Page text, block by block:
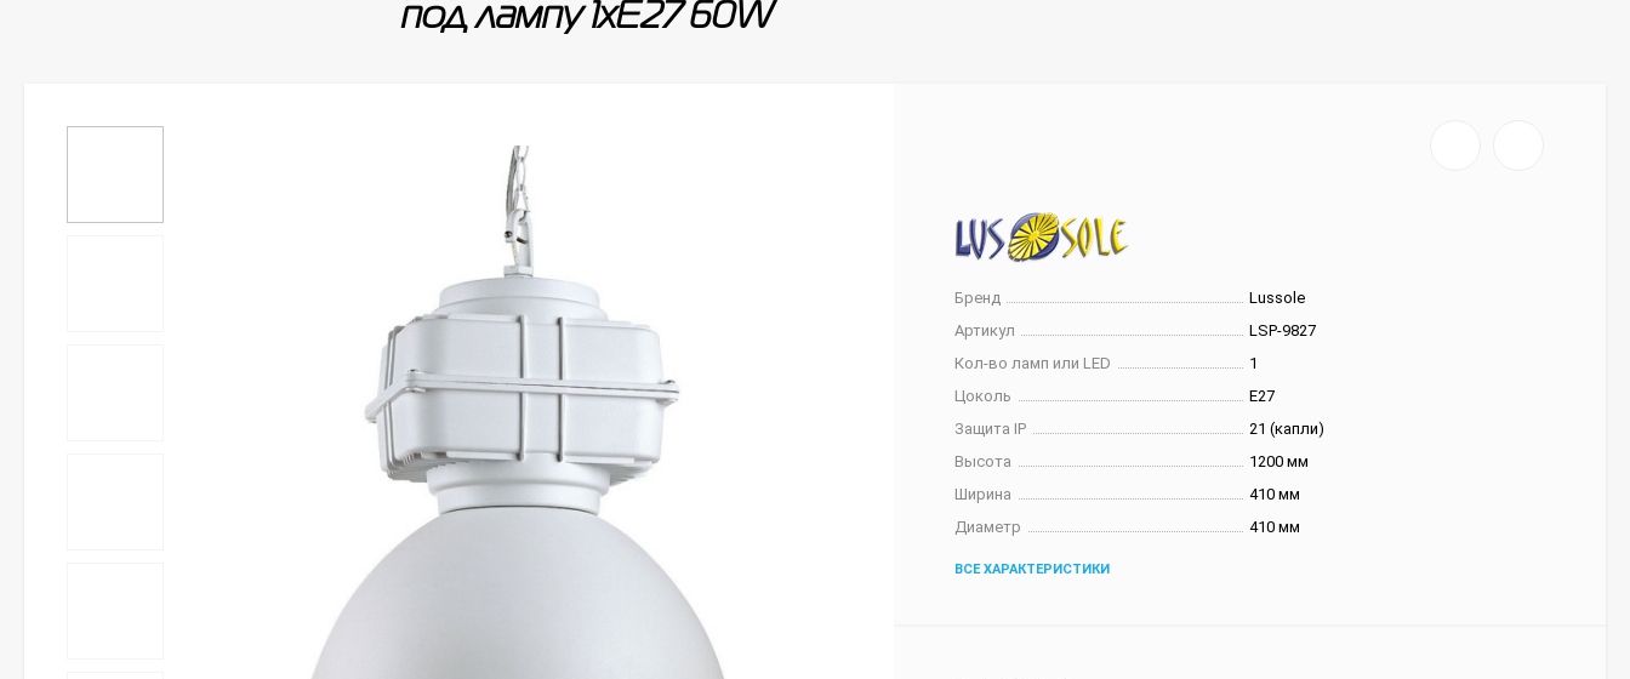
под лампу 1xE27 60W
Бренд
Lussole
Артикул
LSP-9827
Кол-во ламп или LED
1
Цоколь
E27
Защита IP
21 (капли)
Высота
1200 мм
Ширина
410 мм
Диаметр
410 мм
ВСЕ ХАРАКТЕРИСТИКИ